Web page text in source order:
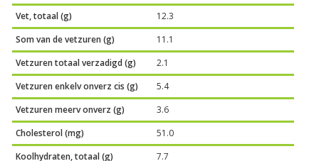
Vet, totaal (g)
12.3
Som van de vetzuren (g)
11.1
Vetzuren totaal verzadigd (g)
2.1
Vetzuren enkelv onverz cis (g)
5.4
Vetzuren meerv onverz (g)
3.6
Cholesterol (mg)
51.0
Koolhydraten, totaal (g)
7.7